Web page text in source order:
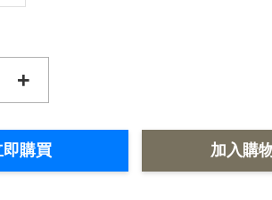
+
即購買 加入購